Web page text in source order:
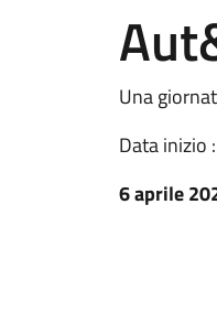
Una
Data inizio :
6 aprile